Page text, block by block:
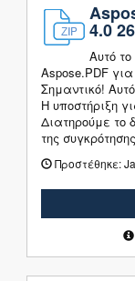
4.0
Αυτό
Aspose.PDF
Σημαντικό!
Η υποστήριξη
Διατηρούμε το
της
Προστέθηκε: